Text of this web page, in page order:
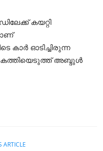
കയറ്റി
കാർ ഓടിച്ചിരുന്ന
കത്തിയെടുത്ത് അബ്ദുൾ
ARTICLE